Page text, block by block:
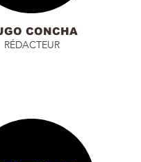
CONCHA
RÉDACTEUR